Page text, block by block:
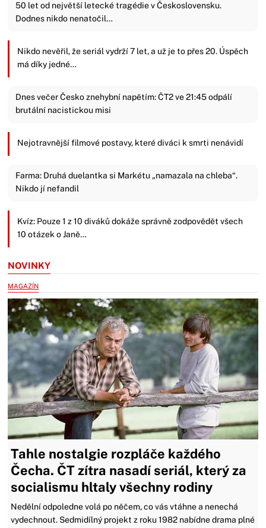
50 let od největší letecké tragédie v Československu.
Dodnes nikdo nenatočil…
Nikdo nevěřil, že seriál vydrží 7 let, a už je to přes 20. Úspěch
má díky jedné…
Dnes večer Česko znehybní napětím: ČT2 ve 21:45 odpálí
brutální nacistickou misi
Nejotravnější filmové postavy, které diváci k smrti nenávidí
Farma: Druhá duelantka si Markétu „namazala na chleba“.
Nikdo jí nefandil
Kvíz: Pouze 1 z 10 diváků dokáže správně zodpovědět všech
10 otázek o Janě…
NOVINKY
MAGAZÍN
Tahle nostalgie rozpláče každého
Čecha. ČT zítra nasadí seriál, který za
socialismu hltaly všechny rodiny
Nedělní odpoledne volá po něčem, co vás vtáhne a nenechá
vydechnout. Sedmidílný projekt z roku 1982 nabídne drama plné